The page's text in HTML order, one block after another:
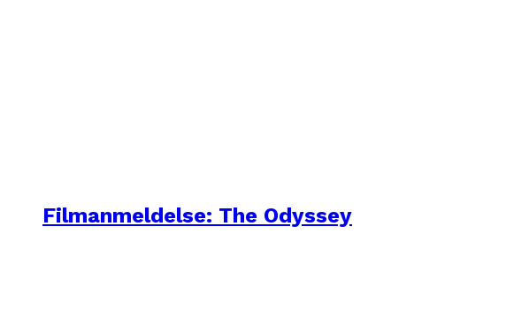
Filmanmeldelse: The Odyssey